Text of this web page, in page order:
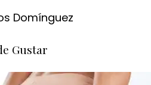
Domínguez
Gustar